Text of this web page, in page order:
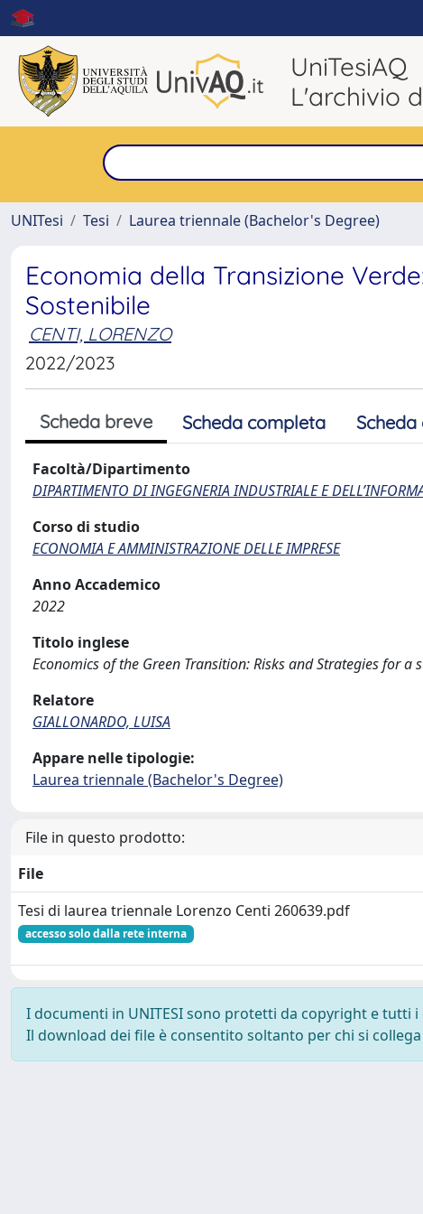
UniTesiAQ
L'archivio
UNITesi
Tesi Laurea triennale (Bachelor's Degree)
Economia della Transizione
Sostenibile
CENTI, LORENZO
2022/2023
Scheda breve Scheda completa
Facoltà/Dipartimento
DIPARTIMENTO DI INGEGNERIA INDUSTRIALE E
Corso di studio
ECONOMIA E AMMINISTRAZIONE DELLE IMPRESE
Anno Accademico
2022
Titolo inglese
Economics of the Green Transition: Risks and Strategies for a
Relatore
GIALLONARDO, LUISA
Appare nelle tipologie:
Laurea triennale (Bachelor's Degree)
File in questo prodotto:
File
Tesi di laurea triennale Lorenzo Centi 260639.pdf
accesso solo dalla rete interna
I documenti in UNITESI sono protetti da copyright e tutti
Il download dei file è consentito soltanto per chi si